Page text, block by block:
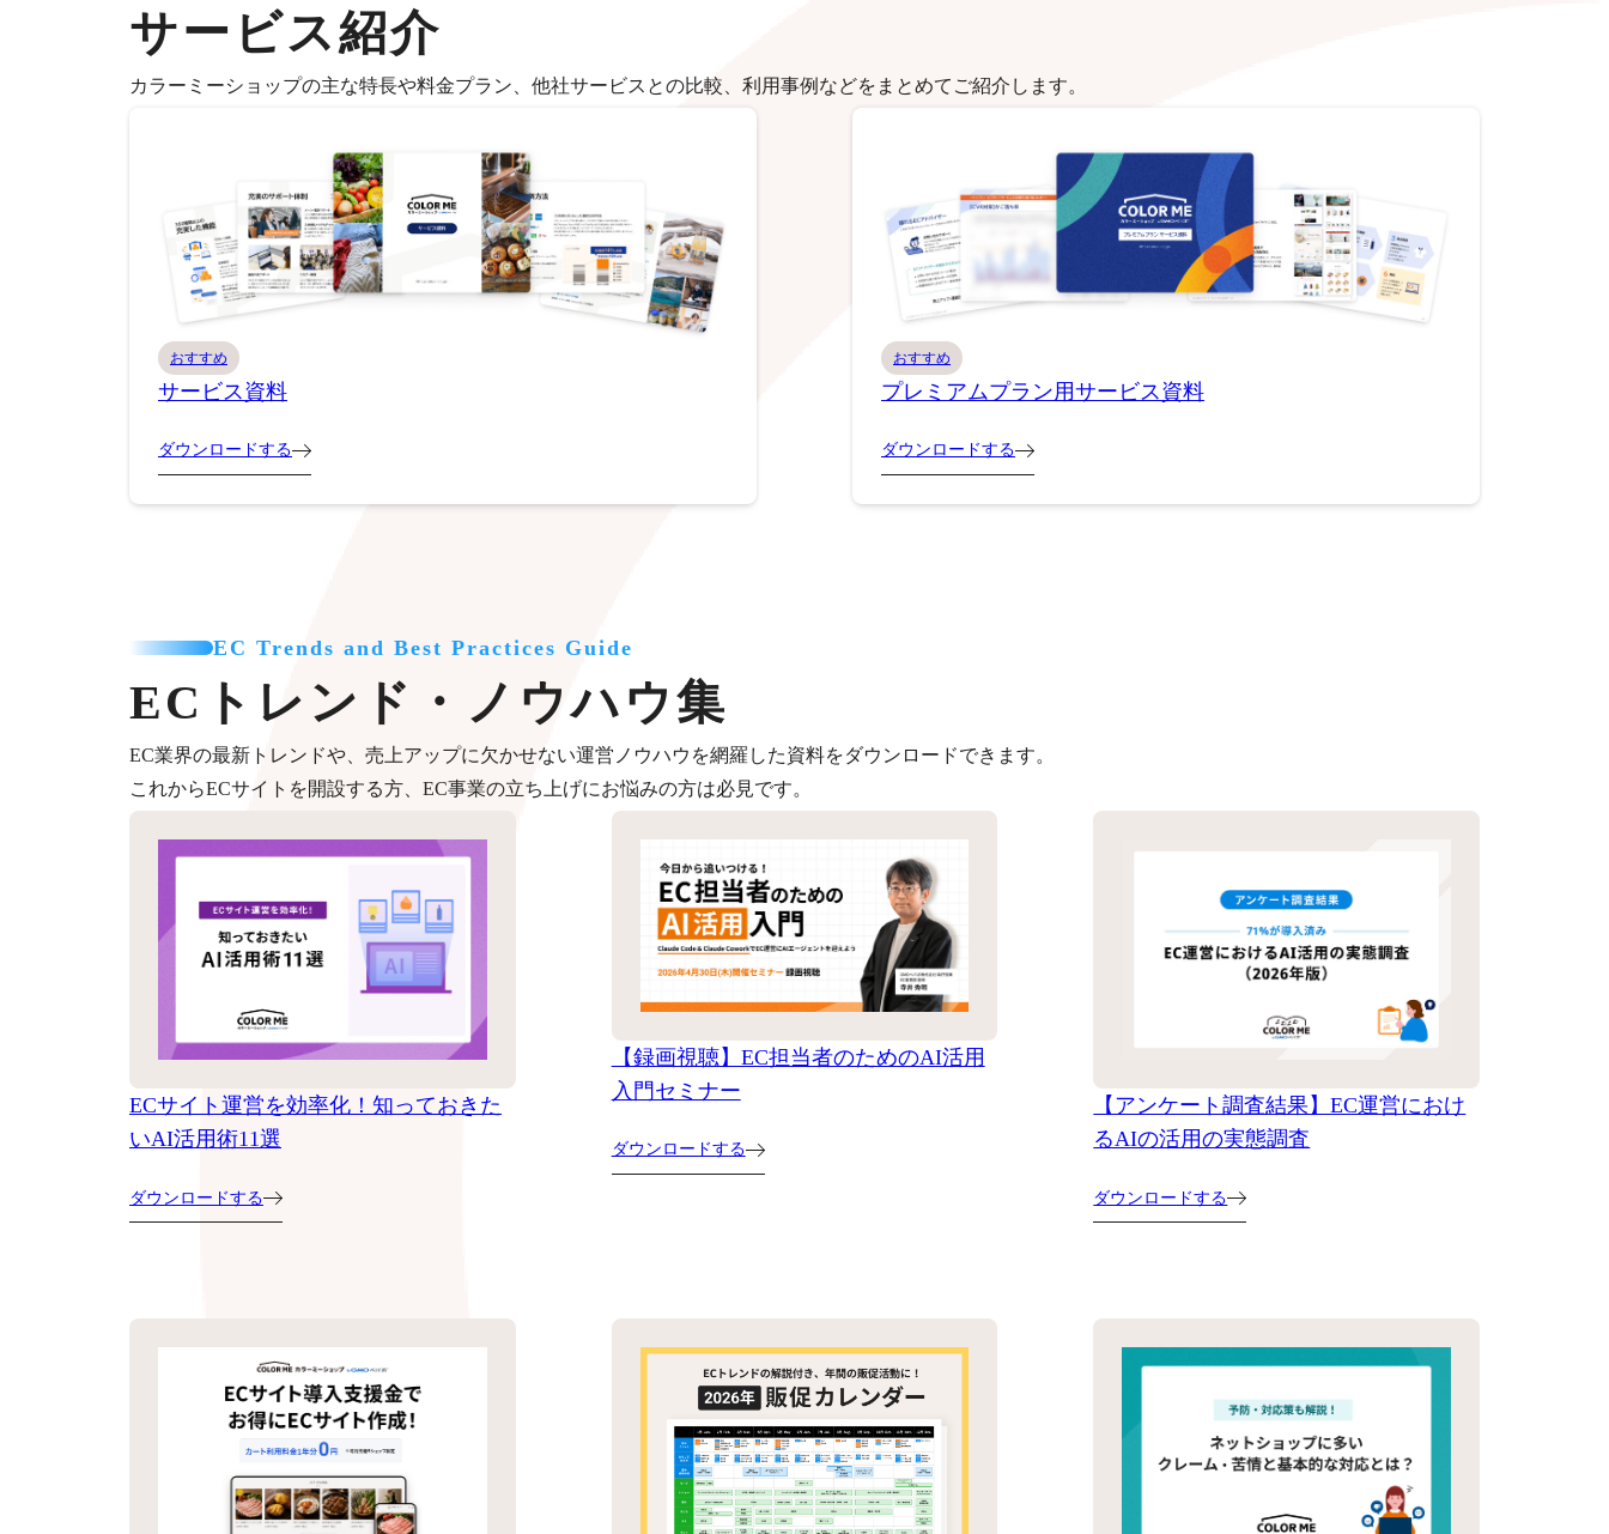
サービス紹介
カラーミーショップの主な特長や料金プラン、他社サービスとの比較、利用事例などをまとめてご紹介します。
おすすめ
サービス資料
ダウンロードする
おすすめ
プレミアムプラン用サービス資料
ダウンロードする
EC Trends and Best Practices Guide
ECトレンド・ノウハウ集
EC業界の最新トレンドや、売上アップに欠かせない運営ノウハウを網羅した資料をダウンロードできます。
これからECサイトを開設する方、EC事業の立ち上げにお悩みの方は必見です。
ECサイト運営を効率化！知っておきた
いAI活用術11選
ダウンロードする
【録画視聴】EC担当者のためのAI活用
入門セミナー
ダウンロードする
【アンケート調査結果】EC運営におけ
るAIの活用の実態調査
ダウンロードする